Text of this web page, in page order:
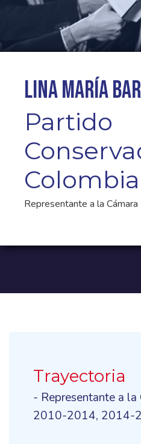
Lina María
Partido
Representante a la Cámara
Trayectoria
- Representante a la
2010-2014, 2014-